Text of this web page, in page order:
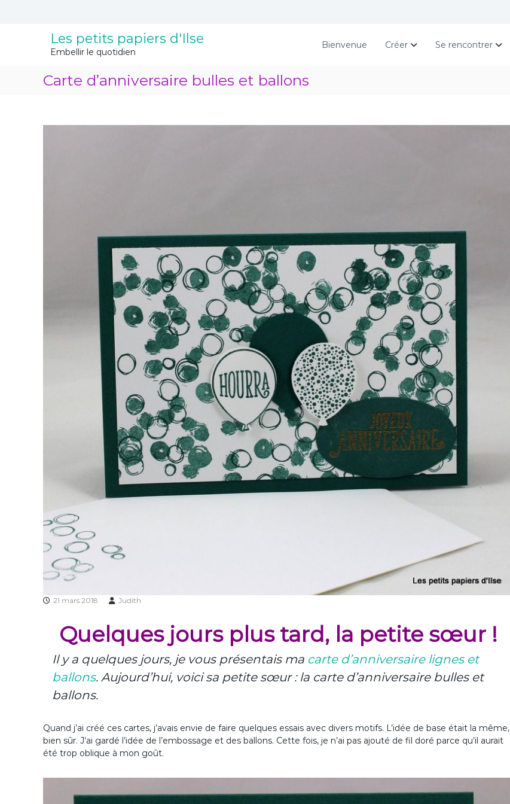
Les petits papiers d'Ilse
Embellir le quotidien
Bienvenue Créer Se rencontrer
Carte d’anniversaire bulles et ballons
21 mars 2018 Judith
Quelques jours plus tard, la petite sœur !
Il y a quelques jours, je vous présentais ma carte d’anniversaire lignes et
ballons. Aujourd’hui, voici sa petite sœur : la carte d’anniversaire bulles et
ballons.
Quand j’ai créé ces cartes, j’avais envie de faire quelques essais avec divers motifs. L’idée de base était la même,
bien sûr. J’ai gardé l’idée de l’embossage et des ballons. Cette fois, je n’ai pas ajouté de fil doré parce qu’il aurait
été trop oblique à mon goût.